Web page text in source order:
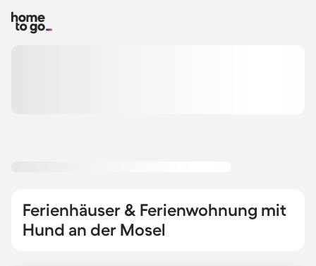
Ferienhäuser & Ferienwohnung mit
Hund an der Mosel